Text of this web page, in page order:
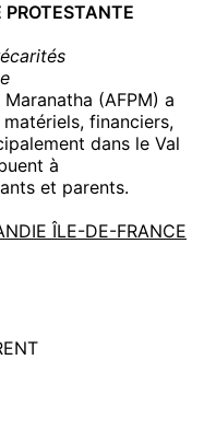
(AFPM) a
financiers,
dans le Val
à
et parents.
ÎLE-DE-FRANCE
(NOUVELLE